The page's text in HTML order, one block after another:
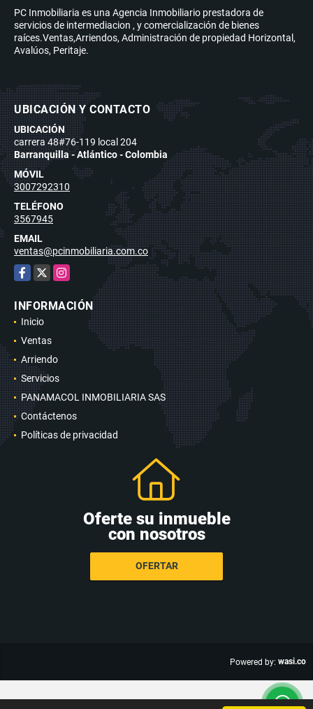
PC Inmobiliaria es una Agencia Inmobiliario prestadora de
servicios de intermediacion , y comercialización de bienes
raíces.Ventas,Arriendos, Administración de propiedad Horizontal,
Avalúos, Peritaje.
UBICACIÓN Y CONTACTO
UBICACIÓN
carrera 48#76-119 local 204
Barranquilla - Atlántico - Colombia
MÓVIL
3007292310
TELÉFONO
3567945
EMAIL
ventas@pcinmobiliaria.com.co
Facebook
X Instagram
INFORMACIÓN
Inicio
Ventas
Arriendo
Servicios
PANAMACOL INMOBILIARIA SAS
Contáctenos
Políticas de privacidad
Oferte su inmueble
con nosotros
OFERTAR
Powered by: wasi.co